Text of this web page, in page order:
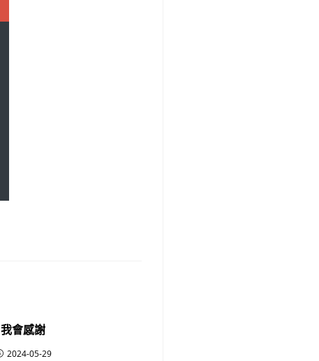
我會感謝
2024-05-29